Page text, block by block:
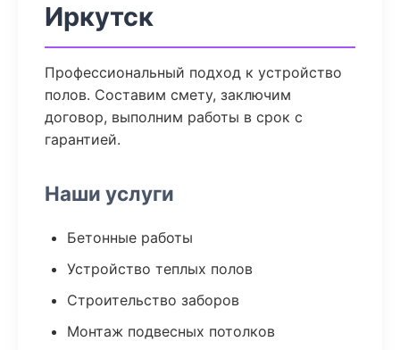
Иркутск
Профессиональный подход к устройство
полов. Составим смету, заключим
договор, выполним работы в срок с
гарантией.
Наши услуги
Бетонные работы
Устройство теплых полов
Строительство заборов
Монтаж подвесных потолков